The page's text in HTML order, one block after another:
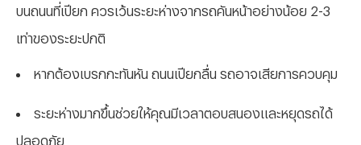
บนถนนที่เปียก ควรเว้นระยะห่างจากรถคันหน้าอย่างน้อย 2-3
เท่าของระยะปกติ
หากต้องเบรกกะทันหัน ถนนเปียกลื่น รถอาจเสียการควบคุม
ระยะห่างมากขึ้นช่วยให้คุณมีเวลาตอบสนองและหยุดรถได้
ปลอดภัย